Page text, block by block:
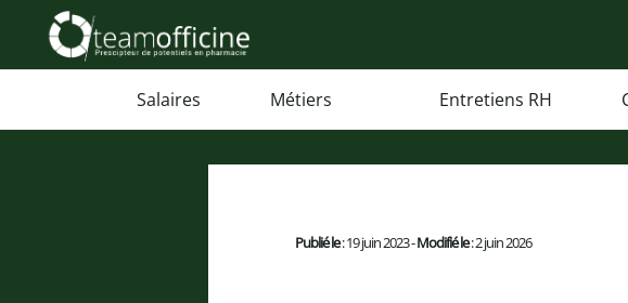
Salaires Métiers Entretiens RH
Publié le: 19 juin 2023 -Modifié le: 2 juin 2026